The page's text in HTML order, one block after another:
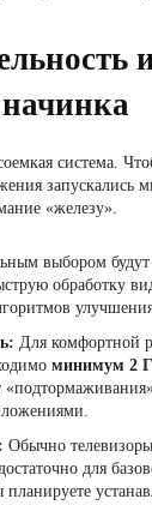
система.
запускались
«железу».
выбором будут
обработку
Для комфортной
минимум 2
Обычно
для